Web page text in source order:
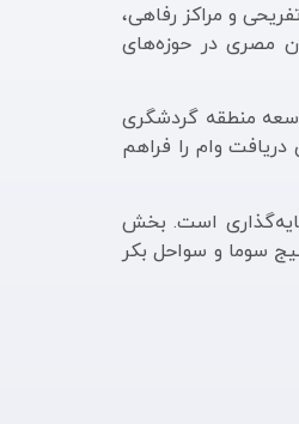
و مراکز رفاهی،
مصری در حوزه‌های
پیش‌تر در فوریه ۲۰۲۴ قراردادی ۳۵ میلیارد دلاری برای توسعه منطقه گردشگری
وام را فراهم
و سرمایه‌گذاری است. بخش
خلیج سوما و سواحل بکر